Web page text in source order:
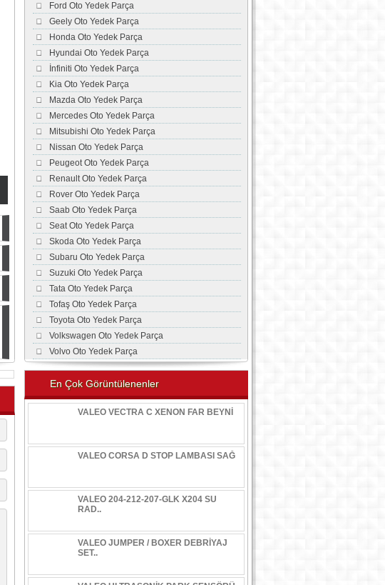
Ford Oto Yedek Parça
Geely Oto Yedek Parça
Honda Oto Yedek Parça
Hyundai Oto Yedek Parça
İnfiniti Oto Yedek Parça
Kia Oto Yedek Parça
Mazda Oto Yedek Parça
Mercedes Oto Yedek Parça
Mitsubishi Oto Yedek Parça
Nissan Oto Yedek Parça
Peugeot Oto Yedek Parça
Renault Oto Yedek Parça
Rover Oto Yedek Parça
Saab Oto Yedek Parça
Seat Oto Yedek Parça
Skoda Oto Yedek Parça
Subaru Oto Yedek Parça
Suzuki Oto Yedek Parça
Tata Oto Yedek Parça
Tofaş Oto Yedek Parça
Toyota Oto Yedek Parça
Volkswagen Oto Yedek Parça
Volvo Oto Yedek Parça
En Çok Görüntülenenler
VALEO VECTRA C XENON FAR BEYNİ
VALEO CORSA D STOP LAMBASI SAĞ
VALEO 204-212-207-GLK X204 SU
RAD..
VALEO JUMPER / BOXER DEBRİYAJ
SET..